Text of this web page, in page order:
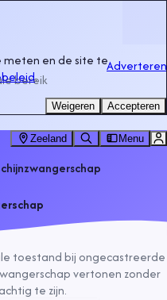
bereik
Adverteren
Zeeland Menu
toestand bij ongecastreerde
vertonen zonder
te zijn.
meten en de site te
.
Weigeren Accepteren